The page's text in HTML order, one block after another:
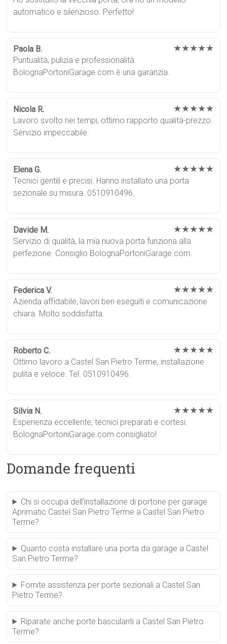
automatico e silenzioso. Perfetto!
Paola B. ★★★★★
Puntualità, pulizia e professionalità.
BolognaPortoniGarage.com è una garanzia.
Nicola R. ★★★★★
Lavoro svolto nei tempi, ottimo rapporto qualità-prezzo.
Servizio impeccabile.
Elena G. ★★★★★
Tecnici gentili e precisi. Hanno installato una porta
sezionale su misura. 0510910496.
Davide M. ★★★★★
Servizio di qualità, la mia nuova porta funziona alla
perfezione. Consiglio BolognaPortoniGarage.com.
Federica V. ★★★★★
Azienda affidabile, lavori ben eseguiti e comunicazione
chiara. Molto soddisfatta.
Roberto C. ★★★★★
Ottimo lavoro a Castel San Pietro Terme, installazione
pulita e veloce. Tel. 0510910496.
Silvia N. ★★★★★
Esperienza eccellente, tecnici preparati e cortesi.
BolognaPortoniGarage.com consigliato!
Domande frequenti
Chi si occupa dell’installazione di portone per garage
Aprimatic Castel San Pietro Terme a Castel San Pietro
Terme?
Quanto costa installare una porta da garage a Castel
San Pietro Terme?
Fornite assistenza per porte sezionali a Castel San
Pietro Terme?
Riparate anche porte basculanti a Castel San Pietro
Terme?